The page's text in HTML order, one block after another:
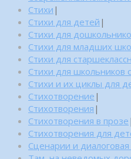
Стихи |
Стихи для детей |
Стихи для
Стихи для младших
Стихи для
Стихи для школьников
Стихи и их циклы для
Стихотворение |
Стихотворения |
Стихотворения в прозе |
Стихотворения для
Сценарии и